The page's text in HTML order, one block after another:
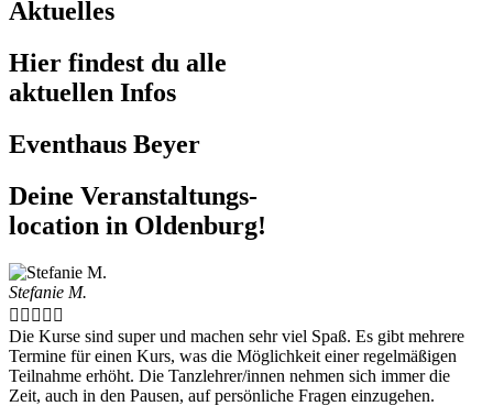
Aktuelles
Hier findest du alle
aktuellen Infos
Eventhaus Beyer
Deine Veranstaltungs-
location in Oldenburg!
Stefanie M.
    
Die Kurse sind super und machen sehr viel Spaß. Es gibt mehrere
Termine für einen Kurs, was die Möglichkeit einer regelmäßigen
Teilnahme erhöht. Die Tanzlehrer/innen nehmen sich immer die
Zeit, auch in den Pausen, auf persönliche Fragen einzugehen.